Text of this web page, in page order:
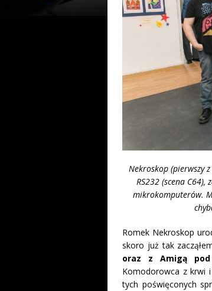
Nekroskop (pierwszy
RS232 (scena
mikrokomputerów.
Romek Nekroskop
skoro już tak
oraz z Amigą pod
Komodorowca z krwi
tych poświęconych